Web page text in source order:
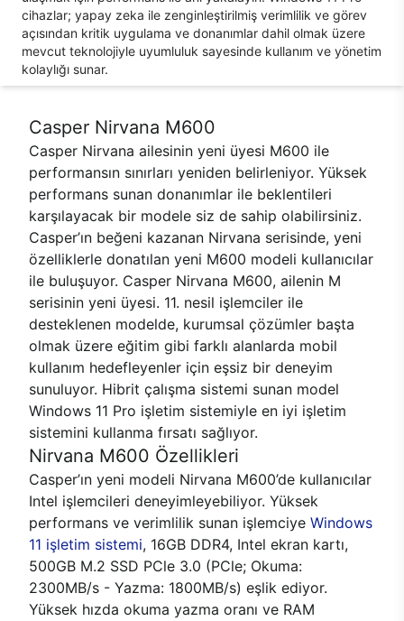
cihazlar; yapay zeka ile zenginleştirilmiş verimlilik ve görev
açısından kritik uygulama ve donanımlar dahil olmak üzere
mevcut teknolojiyle uyumluluk sayesinde kullanım ve yönetim
kolaylığı sunar.
Casper Nirvana M600
Casper Nirvana ailesinin yeni üyesi M600 ile
performansın sınırları yeniden belirleniyor. Yüksek
performans sunan donanımlar ile beklentileri
karşılayacak bir modele siz de sahip olabilirsiniz.
Casper’ın beğeni kazanan Nirvana serisinde, yeni
özelliklerle donatılan yeni M600 modeli kullanıcılar
ile buluşuyor. Casper Nirvana M600, ailenin M
serisinin yeni üyesi. 11. nesil işlemciler ile
desteklenen modelde, kurumsal çözümler başta
olmak üzere eğitim gibi farklı alanlarda mobil
kullanım hedefleyenler için eşsiz bir deneyim
sunuluyor. Hibrit çalışma sistemi sunan model
Windows 11 Pro işletim sistemiyle en iyi işletim
sistemini kullanma fırsatı sağlıyor.
Nirvana M600 Özellikleri
Casper’ın yeni modeli Nirvana M600’de kullanıcılar
Intel işlemcileri deneyimleyebiliyor. Yüksek
performans ve verimlilik sunan işlemciye Windows
11 işletim sistemi, 16GB DDR4, Intel ekran kartı,
500GB M.2 SSD PCle 3.0 (PCle; Okuma:
2300MB/s - Yazma: 1800MB/s) eşlik ediyor.
Yüksek hızda okuma yazma oranı ve RAM